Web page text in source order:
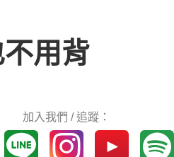
用背
加入我們 / 追蹤：